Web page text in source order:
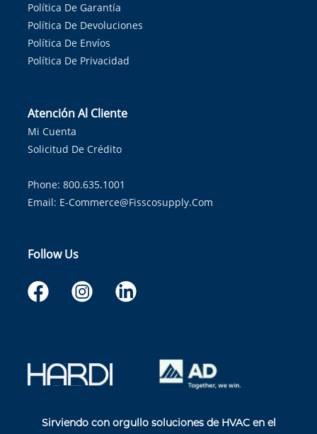
Política De Garantía
Política De Devoluciones
Política De Envíos
Política De Privacidad
Atención Al Cliente
Mi Cuenta
Solicitud De Crédito
Phone: 800.635.1001
Email: E-Commerce@fisscosupply.com
Follow Us
Sirviendo con orgullo soluciones de HVAC en el